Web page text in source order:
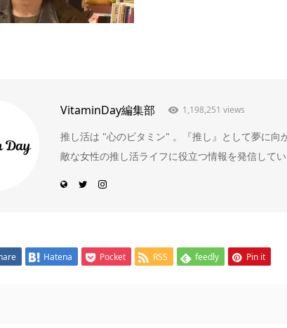
VitaminDay編集部 1,198,251 views
推し活は "心のビタミン" 。『推し』として夢に向
敵な女性の推し活ライフに役立つ情報を発信してい
Hatena Pocket RSS feedly Pin it